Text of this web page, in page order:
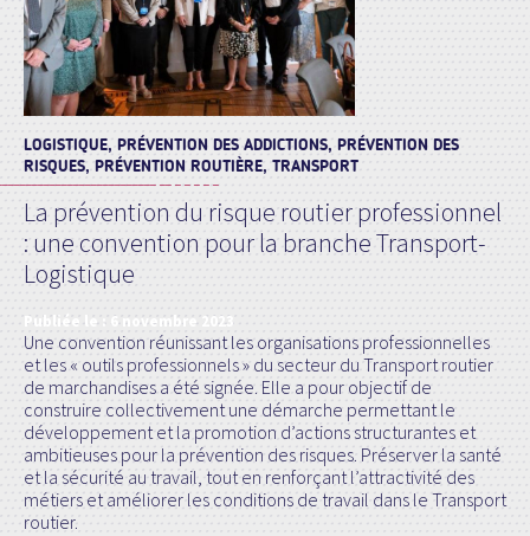
LOGISTIQUE, PRÉVENTION DES ADDICTIONS, PRÉVENTION DES
RISQUES, PRÉVENTION ROUTIÈRE, TRANSPORT
La prévention du risque routier professionnel
: une convention pour la branche Transport-
Logistique
Publiée le : 6 novembre 2023
Une convention réunissant les organisations professionnelles
et les « outils professionnels » du secteur du Transport routier
de marchandises a été signée. Elle a pour objectif de
construire collectivement une démarche permettant le
développement et la promotion d’actions structurantes et
ambitieuses pour la prévention des risques. Préserver la santé
et la sécurité au travail, tout en renforçant l’attractivité des
métiers et améliorer les conditions de travail dans le Transport
routier.